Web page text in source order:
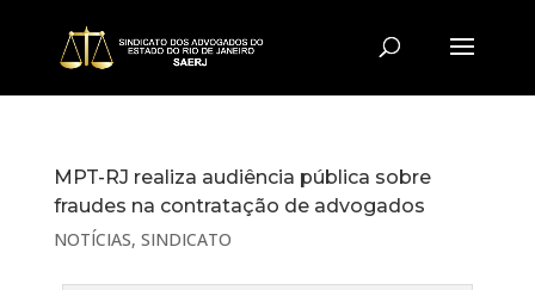
MPT-RJ realiza audiência pública sobre
fraudes na contratação de advogados
NOTÍCIAS, SINDICATO